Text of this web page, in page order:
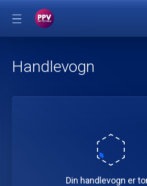
Handlevogn
Din handlevogn er